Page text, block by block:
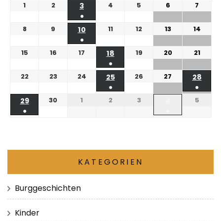
1 2
3
●
4 5 6 7
8 9
10
●
11 12 13 14
15 16 17
18
●
19 20 21
22 23 24
25
●
26 27
28
●
29
●
30 1 2 3 5
KATEGORIEN
Burggeschichten
Kinder